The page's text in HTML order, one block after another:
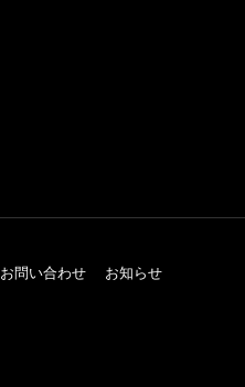
お問い合わせ
お知らせ